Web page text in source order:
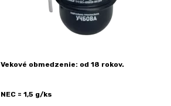
Vekové obmedzenie: od 18 rokov.
NEC = 1,5 g/ks